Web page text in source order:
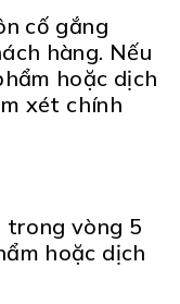
cố gắng
hàng. Nếu
hoặc dịch
xét chính
trong vòng 5
hoặc dịch